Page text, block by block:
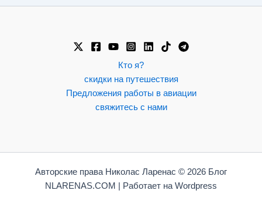
Кто я?
скидки на путешествия
Предложения работы в авиации
свяжитесь с нами
Авторские права Николас Ларенас © 2026 Блог
NLARENAS.COM | Работает на Wordpress